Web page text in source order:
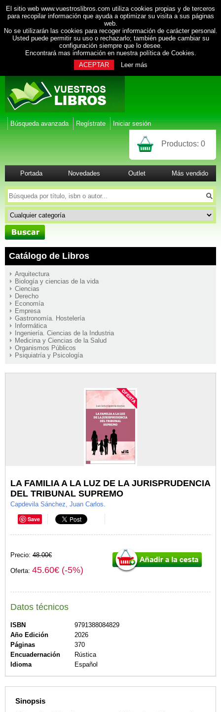
El sitio web www.vuestroslibros.com utiliza cookies propias y de terceros
para recopilar información que ayuda a optimizar su visita a sus páginas
web.
No se utilizarán las cookies para recoger información de carácter personal.
Usted puede permitir su uso o rechazarlo; también puede cambiar su
configuración siempre que lo desee.
Encontrará mas información en nuestra política de Cookies.
ACEPTAR
Leer más
Búsqueda avanzada Regístrate Iniciar sesión
Productos: 0
Portada Novedades Outlet Más vendido
Catálogo de Libros
Arquitectura
Biología y ciencias de la vida
Ciencias
Derecho
Economía
Empresa
Gastronomía. Hostelería
Informática
Ingeniería. Ciencias de la Industria
Medicina y Ciencias de la Salud
Organismos Públicos
Psiquiatría y Psicología
LA FAMILIA A LA LUZ DE LA JURISPRUDENCIA
DEL TRIBUNAL SUPREMO
Capdevila Sánchez, Juan Carlos.
Save
Precio: 48.00€
Oferta: 45.60€ (-5%)
Datos técnicos
ISBN
9791388084829
Año Edición
2026
Páginas
370
Encuadernación
Rústica
Idioma
Español
Sinopsis